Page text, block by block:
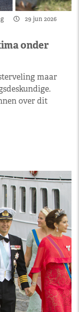
29 jun 2026
onder
maar
over dit